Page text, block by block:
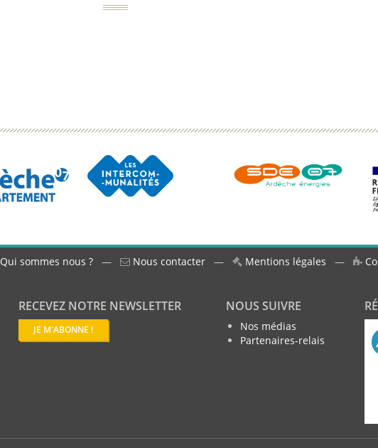
Qui sommes nous ? — Nous contacter — Mentions légales —
RECEVEZ NOTRE NEWSLETTER
JE M'ABONNE !
NOUS SUIVRE
Nos médias
Partenaires-relais